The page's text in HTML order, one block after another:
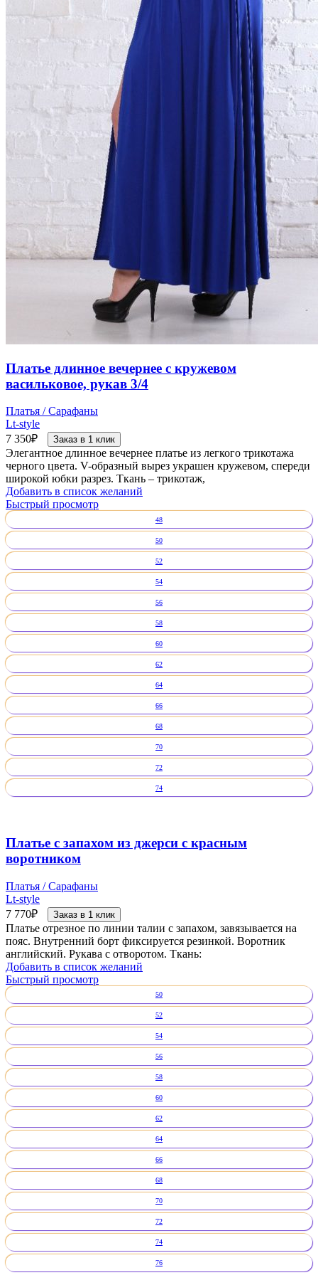
Платье длинное вечернее с кружевом
васильковое, рукав 3/4
Платья / Сарафаны
Lt-style
7 350₽ Заказ в 1 клик
Элегантное длинное вечернее платье из легкого трикотажа
черного цвета. V-образный вырез украшен кружевом, спереди
широкой юбки разрез. Ткань – трикотаж,
Добавить в список желаний
Быстрый просмотр
48
50
52
54
56
58
60
62
64
66
68
70
72
74
Платье с запахом из джерси с красным
воротником
Платья / Сарафаны
Lt-style
7 770₽ Заказ в 1 клик
Платье отрезное по линии талии с запахом, завязывается на
пояс. Внутренний борт фиксируется резинкой. Воротник
английский. Рукава с отворотом. Ткань:
Добавить в список желаний
Быстрый просмотр
50
52
54
56
58
60
62
64
66
68
70
72
74
76